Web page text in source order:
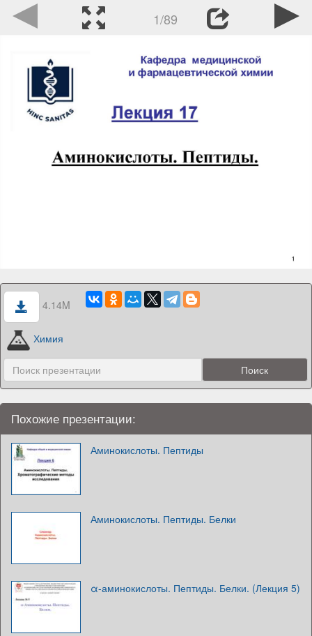
1/89
4.14M
Химия
Похожие презентации:
Аминокислоты. Пептиды
Аминокислоты. Пептиды. Белки
α-аминокислоты. Пептиды. Белки. (Лекция 5)